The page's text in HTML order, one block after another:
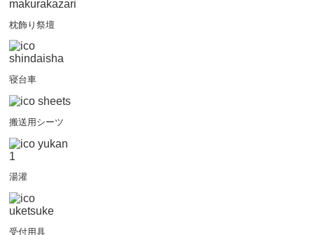
枕飾り祭壇
寝台車
搬送用シーツ
湯灌
受付用具